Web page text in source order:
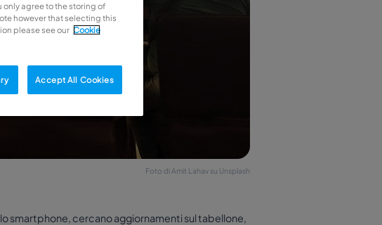
Foto di Amit Lahav su Unsplash
smartphone, cercano aggiornamenti sul tabellone,
only agree to the storing of
however that selecting this
please see our Cookie
Accept All Cookies